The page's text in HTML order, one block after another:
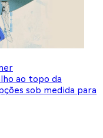
ao topo da
sob medida para